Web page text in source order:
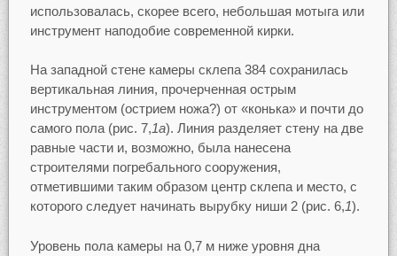
использовалась, скорее всего, небольшая мотыга или
инструмент наподобие современной кирки.
На западной стене камеры склепа 384 сохранилась
вертикальная линия, прочерченная острым
инструментом (острием ножа?) от «конька» и почти до
самого пола (рис. 7,1а). Линия разделяет стену на две
равные части и, возможно, была нанесена
строителями погребального сооружения,
отметившими таким образом центр склепа и место, с
которого следует начинать вырубку ниши 2 (рис. 6,1).
Уровень пола камеры на 0,7 м ниже уровня дна